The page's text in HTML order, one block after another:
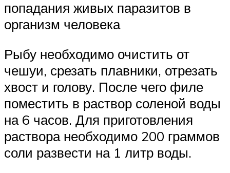
попадания живых паразитов в
организм человека
Рыбу необходимо очистить от
чешуи, срезать плавники, отрезать
хвост и голову. После чего филе
поместить в раствор соленой воды
на 6 часов. Для приготовления
раствора необходимо 200 граммов
соли развести на 1 литр воды.